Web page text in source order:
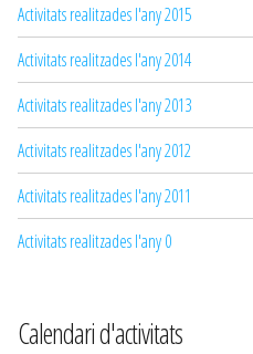
Activitats realitzades l'any 2015
Activitats realitzades l'any 2014
Activitats realitzades l'any 2013
Activitats realitzades l'any 2012
Activitats realitzades l'any 2011
Activitats realitzades l'any 0
Calendari d'activitats